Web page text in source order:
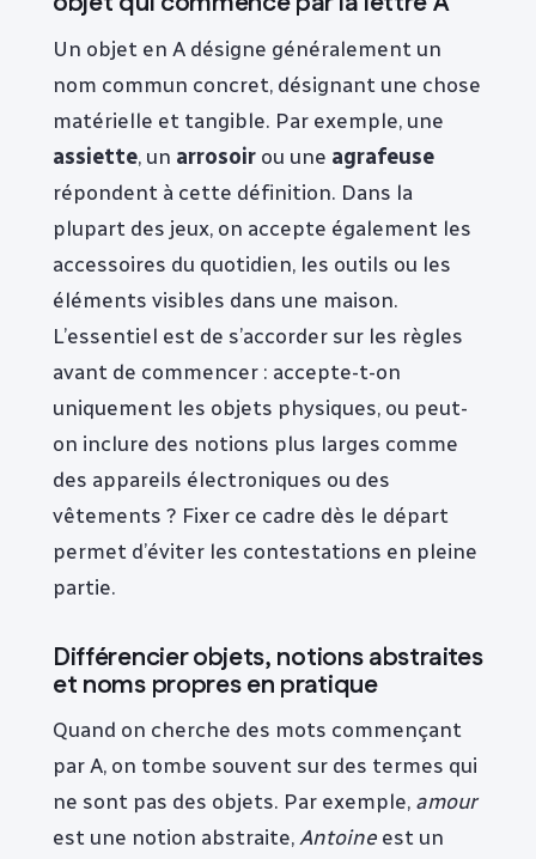
Un objet en A désigne généralement un
nom commun concret, désignant une chose
matérielle et tangible. Par exemple, une
assiette, un arrosoir ou une agrafeuse
répondent à cette définition. Dans la
plupart des jeux, on accepte également les
accessoires du quotidien, les outils ou les
éléments visibles dans une maison.
L’essentiel est de s’accorder sur les règles
avant de commencer : accepte-t-on
uniquement les objets physiques, ou peut-
on inclure des notions plus larges comme
des appareils électroniques ou des
vêtements ? Fixer ce cadre dès le départ
permet d’éviter les contestations en pleine
partie.
Différencier objets, notions abstraites
et noms propres en pratique
Quand on cherche des mots commençant
par A, on tombe souvent sur des termes qui
ne sont pas des objets. Par exemple, amour
est une notion abstraite,Antoine est un